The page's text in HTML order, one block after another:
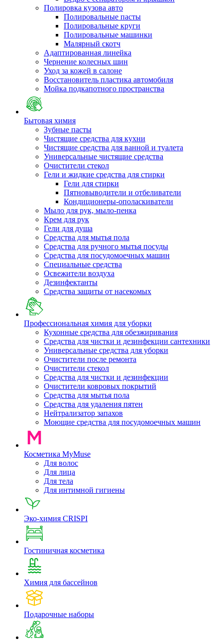
Полировка кузова авто
Полировальные пасты
Полировальные круги
Полировальные машинки
Малярный cкотч
Адаптированная линейка
Чернение колесных шин
Уход за кожей в салоне
Восстановитель пластика автомобиля
Мойка подкапотного пространства
Бытовая химия
Зубные пасты
Чистящие средства для кухни
Чистящие средства для ванной и туалета
Универсальные чистящие средства
Очистители стекол
Гели и жидкие средства для стирки
Гели для стирки
Пятновыводители и отбеливатели
Кондиционеры-ополаскиватели
Мыло для рук, мыло-пенка
Крем для рук
Гели для душа
Средства для мытья пола
Средства для ручного мытья посуды
Средства для посудомоечных машин
Специальные средства
Освежители воздуха
Дезинфектанты
Средства защиты от насекомых
Профессиональная химия для уборки
Кухонные средства для обезжиривания
Средства для чистки и дезинфекции сантехники
Универсальные средства для уборки
Очистители после ремонта
Очистители стекол
Средства для чистки и дезинфекции
Очистители ковровых покрытий
Средства для мытья пола
Средства для удаления пятен
Нейтрализатор запахов
Моющие средства для посудомоечных машин
Косметика MyMuse
Для волос
Для лица
Для тела
Для интимной гигиены
Эко-химия CRISPI
Гостиничная косметика
Химия для бассейнов
Подарочные наборы